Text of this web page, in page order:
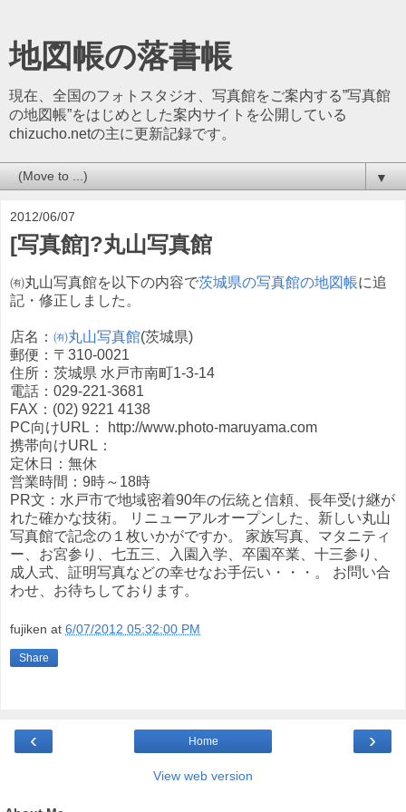
地図帳の落書帳
現在、全国のフォトスタジオ、写真館をご案内する”写真館
の地図帳”をはじめとした案内サイトを公開している
chizucho.netの主に更新記録です。
▼
2012/06/07
[写真館]?丸山写真館
㈲丸山写真館を以下の内容で茨城県の写真館の地図帳に追
記・修正しました。
店名： ㈲丸山写真館(茨城県)
郵便：〒310-0021
住所：茨城県 水戸市南町1-3-14
電話：029-221-3681
FAX：(02) 9221 4138
PC向けURL： http://www.photo-maruyama.com
携帯向けURL：
定休日：無休
営業時間：9時～18時
PR文：水戸市で地域密着90年の伝統と信頼、長年受け継が
れた確かな技術。 リニューアルオープンした、新しい丸山
写真館で記念の１枚いかがですか。 家族写真、マタニティ
ー、お宮参り、七五三、入園入学、卒園卒業、十三参り、
成人式、証明写真などの幸せなお手伝い・・・。 お問い合
わせ、お待ちしております。
fujiken at 6/07/2012 05:32:00 PM
Share
‹ ›
Home
View web version